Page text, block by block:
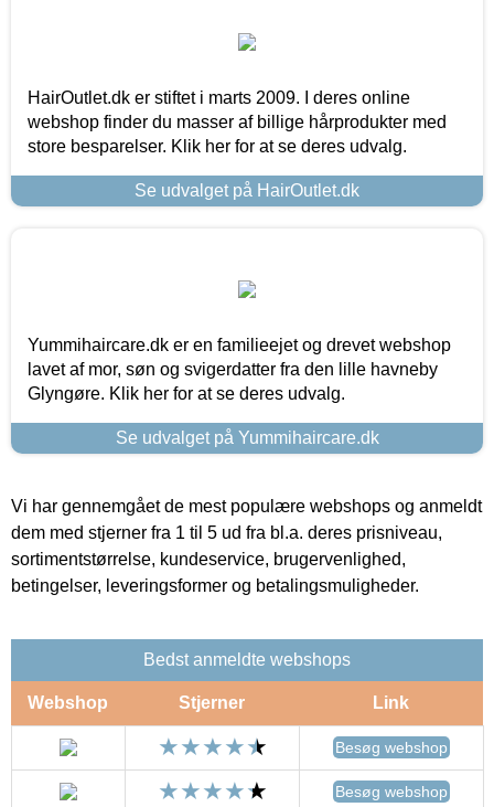
HairOutlet.dk er stiftet i marts 2009. I deres online
webshop finder du masser af billige hårprodukter med
store besparelser. Klik her for at se deres udvalg.
Se udvalget på HairOutlet.dk
Yummihaircare.dk er en familieejet og drevet webshop
lavet af mor, søn og svigerdatter fra den lille havneby
Glyngøre. Klik her for at se deres udvalg.
Se udvalget på Yummihaircare.dk
Vi har gennemgået de mest populære webshops og anmeldt
dem med stjerner fra 1 til 5 ud fra bl.a. deres prisniveau,
sortimentstørrelse, kundeservice, brugervenlighed,
betingelser, leveringsformer og betalingsmuligheder.
Bedst anmeldte webshops
Webshop Stjerner Link
Besøg webshop
Besøg webshop